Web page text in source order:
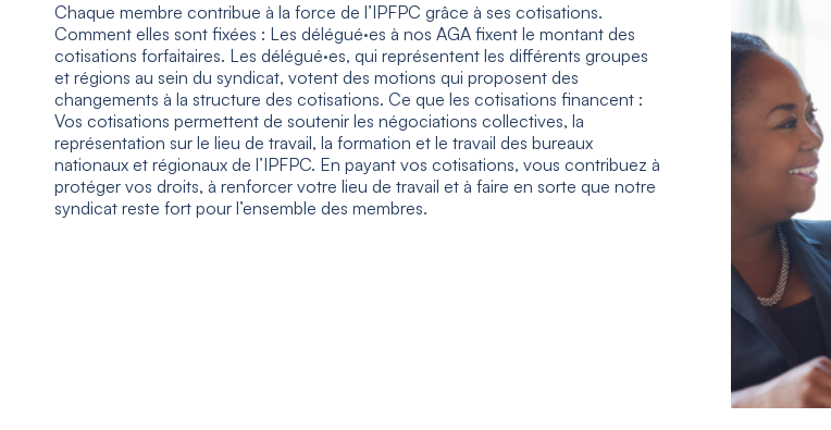
Chaque membre contribue à la force de l’IPFPC grâce à ses cotisations.
Comment elles sont fixées : Les délégué·es à nos AGA fixent le montant des
cotisations forfaitaires. Les délégué·es, qui représentent les différents groupes
et régions au sein du syndicat, votent des motions qui proposent des
changements à la structure des cotisations. Ce que les cotisations financent :
Vos cotisations permettent de soutenir les négociations collectives, la
représentation sur le lieu de travail, la formation et le travail des bureaux
nationaux et régionaux de l’IPFPC. En payant vos cotisations, vous contribuez à
protéger vos droits, à renforcer votre lieu de travail et à faire en sorte que notre
syndicat reste fort pour l’ensemble des membres.